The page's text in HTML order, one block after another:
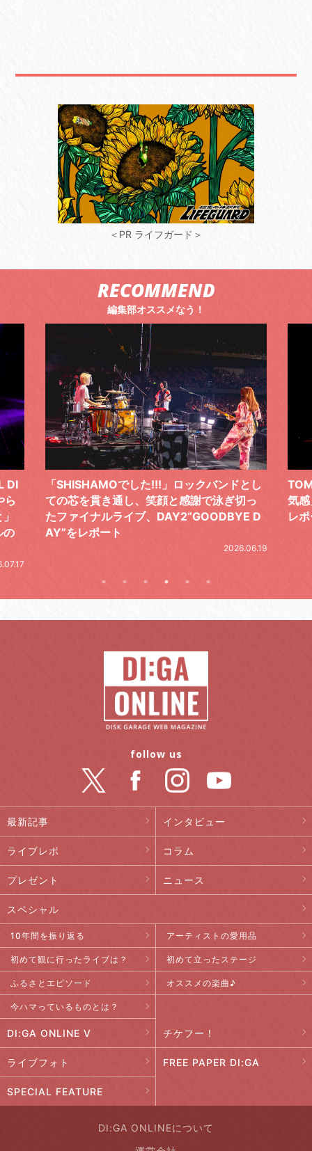
＜PR ライフガード＞
RECOMMEND
編集部オススメなう！
DI
ら
の
「SHISHAMOでした!!!」ロックバンドとし
ての芯を貫き通し、笑顔と感謝で泳ぎ切っ
たファイナルライブ、DAY2“GOODBYE D
AY”をレポート
2026.06.19
気
レ
最新記事 インタビュー
ライブレポ コラム
プレゼント ニュース
スペシャル
10年間を振り返る アーティストの愛用品
初めて観に行ったライブは？ 初めて立ったステージ
ふるさとエピソード オススメの楽曲♪
今ハマっているものとは？
DI:GA ONLINE V チケフー！
ライブフォト FREE PAPER DI:GA
SPECIAL FEATURE
follow us
DI:GA ONLINEについて